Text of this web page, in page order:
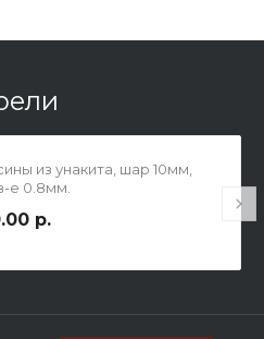
из унакита, шар 10мм,
е 0.8мм.
р.